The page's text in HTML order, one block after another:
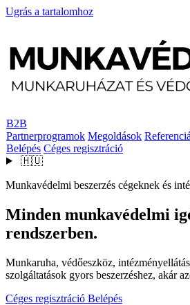
Ugrás a tartalomhoz
B2B
Partnerprogramok Megoldások
Belépés Céges regisztráció
🇭🇺
Munkavédelmi beszerzés cégeknek és
Minden munkavédelmi
rendszerben.
Munkaruha, védőeszköz,
szolgáltatások gyors beszerzéshez, akár
Céges regisztráció Belépés